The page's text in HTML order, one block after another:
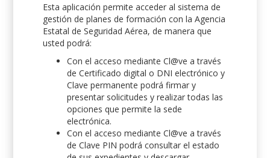
Esta aplicación permite acceder al sistema de
gestión de planes de formación con la Agencia
Estatal de Seguridad Aérea, de manera que
usted podrá:
Con el acceso mediante Cl@ve a través
de Certificado digital o DNI electrónico y
Clave permanente podrá firmar y
presentar solicitudes y realizar todas las
opciones que permite la sede
electrónica.
Con el acceso mediante Cl@ve a través
de Clave PIN podrá consultar el estado